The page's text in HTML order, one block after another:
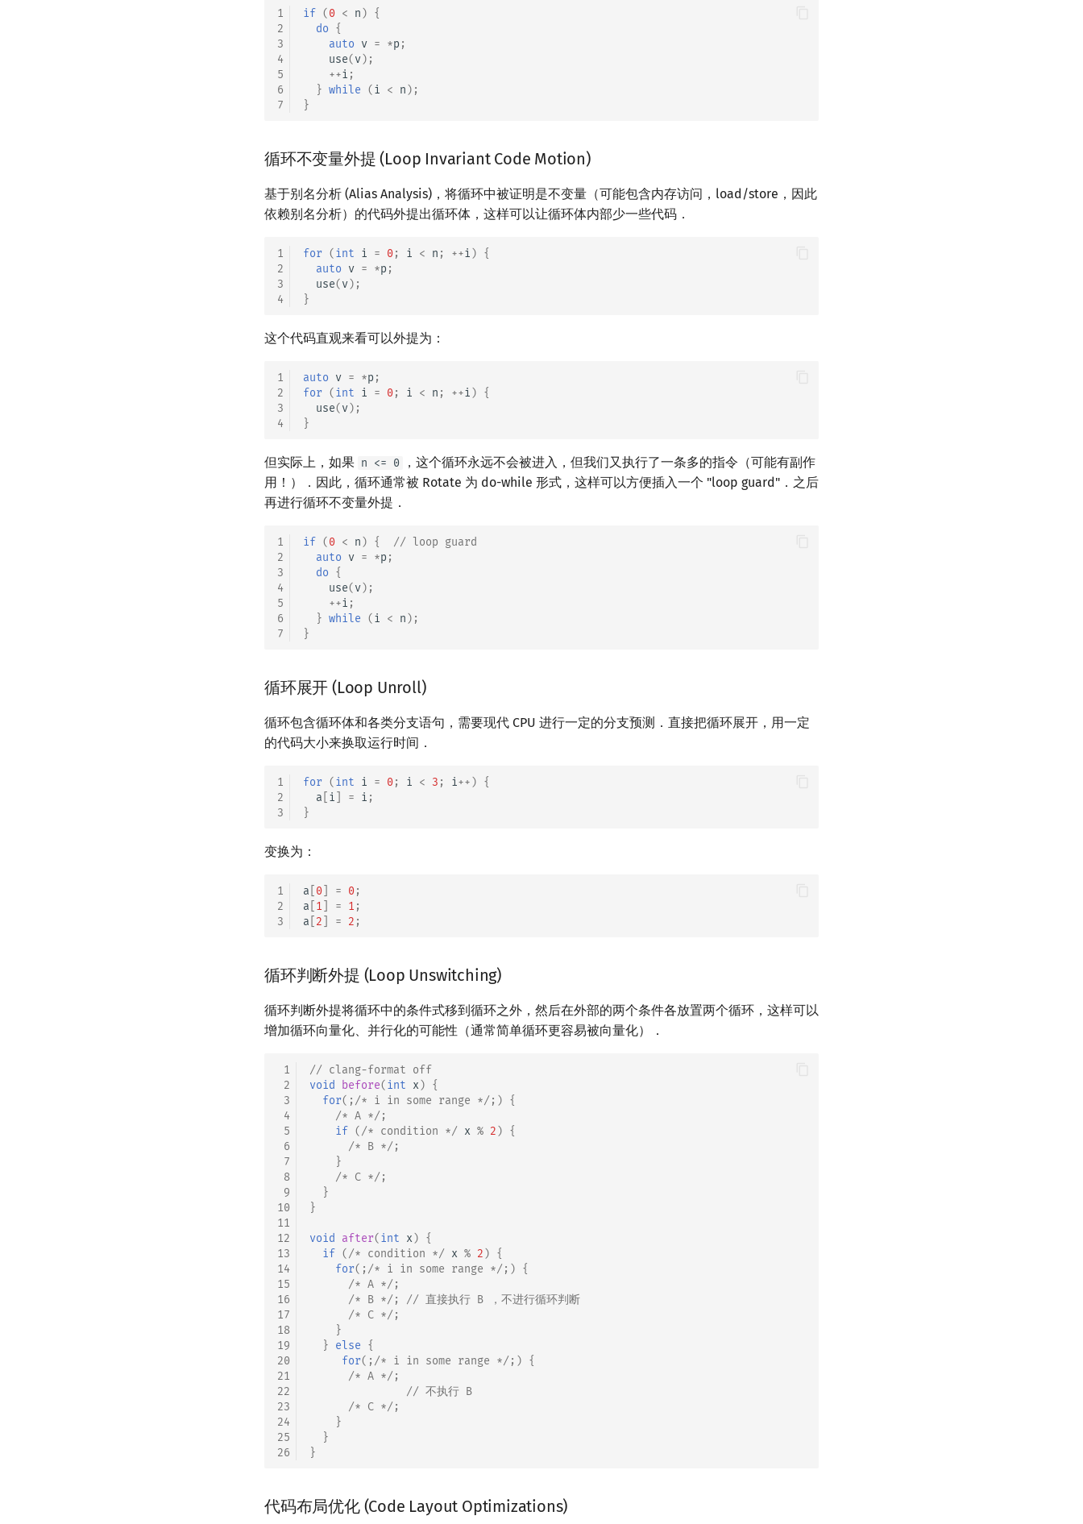
1
2
3
4
5
6
7
if (0 < n) {
do {
auto v = *p ;
use(v);
++i ;
} while (i < n);
}
循环不变量外提 (Loop Invariant Code Motion)
基于别名分析 (Alias Analysis)，将循环中被证明是不变量（可能包含内存访问，load/store，因此
依赖别名分析）的代码外提出循环体，这样可以让循环体内部少一些代码．
1
2
3
4
for (int i = 0; i < n ; ++i) {
auto v = *p ;
use(v);
}
这个代码直观来看可以外提为：
1
2
3
4
auto v = *p ;
for (int i = 0; i < n ; ++i) {
use(v);
}
但实际上，如果 n <= 0
，这个循环永远不会被进入，但我们又执行了一条多的指令（可能有副作
用！）．因此，循环通常被 Rotate 为 do-while 形式，这样可以方便插入一个 "loop guard"．之后
再进行循环不变量外提．
1
2
3
4
5
6
7
if (0 < n) {
// loop guard
auto v = *p ;
do {
use(v);
++i ;
} while (i < n);
}
循环展开 (Loop Unroll)
循环包含循环体和各类分支语句，需要现代 CPU 进行一定的分支预测．直接把循环展开，用一定
的代码大小来换取运行时间．
1
2
3
for (int i = 0; i < 3 ; i++) {
a i = i ;
}
变换为：
1
2
3
a 0 = 0;
a 1 = 1 ;
a 2 = 2 ;
循环判断外提 (Loop Unswitching)
循环判断外提将循环中的条件式移到循环之外，然后在外部的两个条件各放置两个循环，这样可以
增加循环向量化、并行化的可能性（通常简单循环更容易被向量化）．
1
2
3
4
5
6
7
8
9
10
11
12
13
14
15
16
17
18
19
20
21
22
23
24
25
26
// clang-format off
void
before(int x) {
for(; /* i in some range */;) {
/* A */;
if (/* condition */ x % 2) {
/* B */;
}
/* C */;
}
}
void after(int x) {
if (/* condition */ x % 2) {
for(; /* i in some range */;) {
/* A */;
/* B */;
// 直接执行 B ，不进行循环判断
/* C */;
}
} else {
for(; /* i in some range */;) {
/* A */;
// 不执行 B
/* C */;
}
}
}
代码布局优化 (Code Layout Optimizations)